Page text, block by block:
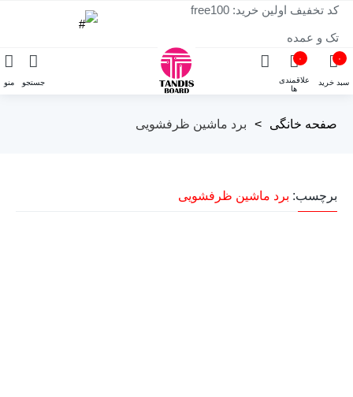
کد تخفیف اولین خرید: free100
تک و عمده
۰
سبد خرید
۰
علاقمندی
ها
منو جستجو
صفحه خانگی > برد ماشین ظرفشویی
برچسب: برد ماشین ظرفشویی